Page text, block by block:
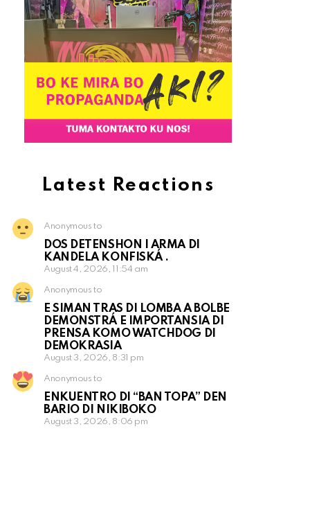
Latest Reactions
Anonymous to
DOS DETENSHON I ARMA DI
KANDELA KONFISKÁ .
August 4, 2026, 11:54 am
Anonymous to
E SIMAN TRAS DI LOMBA A BOLBE
DEMONSTRÁ E IMPORTANSIA DI
PRENSA KOMO WATCHDOG DI
DEMOKRASIA
August 3, 2026, 8:31 pm
Anonymous to
ENKUENTRO DI “BAN TOPA” DEN
BARIO DI NIKIBOKO
August 3, 2026, 8:06 pm